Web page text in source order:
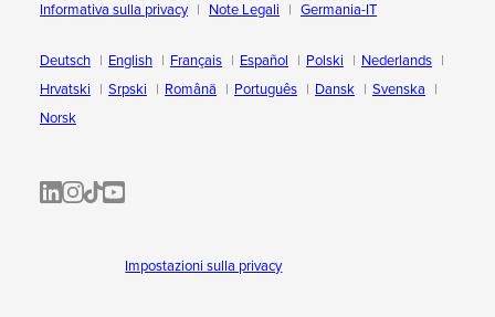
Informativa sulla privacy
Note Legali Germania-IT
Deutsch English Français Español Polski
Nederlands
Hrvatski
Srpski Română Português Dansk
Svenska
Norsk
ALL-INKL.COM | LinkedIn
ALL-INKL.COM • Instagram photos and videos
ALL-INKL.COM | TikTok
ALLINKL.COM - YouTube
Impostazioni sulla privacy